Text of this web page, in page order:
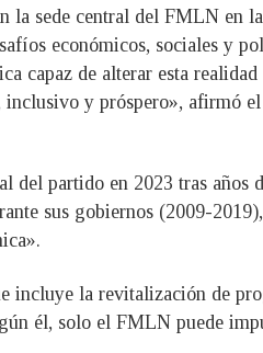
la sede central del FMLN
económicos, sociales y
capaz de alterar esta
y próspero», afirmó
del partido en 2023 tras
sus gobiernos (2009-
incluye la revitalización de
él, solo el FMLN puede